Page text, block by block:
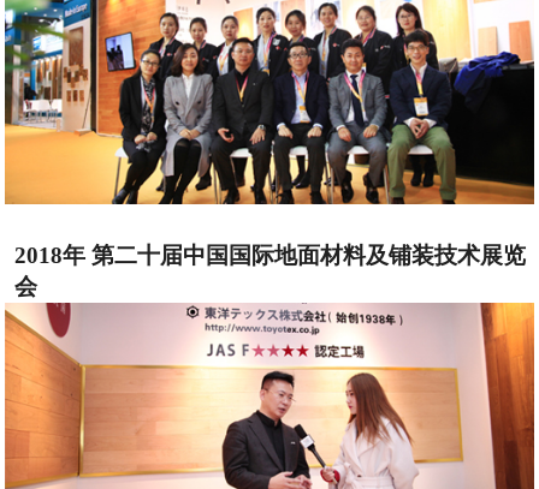
2018年 第二十届中国国际地面材料及铺装技术展览
会